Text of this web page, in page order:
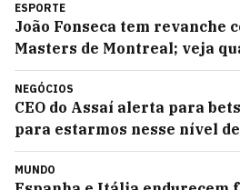
ESPORTE
João Fonseca tem revanche
Masters de Montreal; veja
NEGÓCIOS
CEO do Assaí alerta para
para estarmos nesse nível
MUNDO